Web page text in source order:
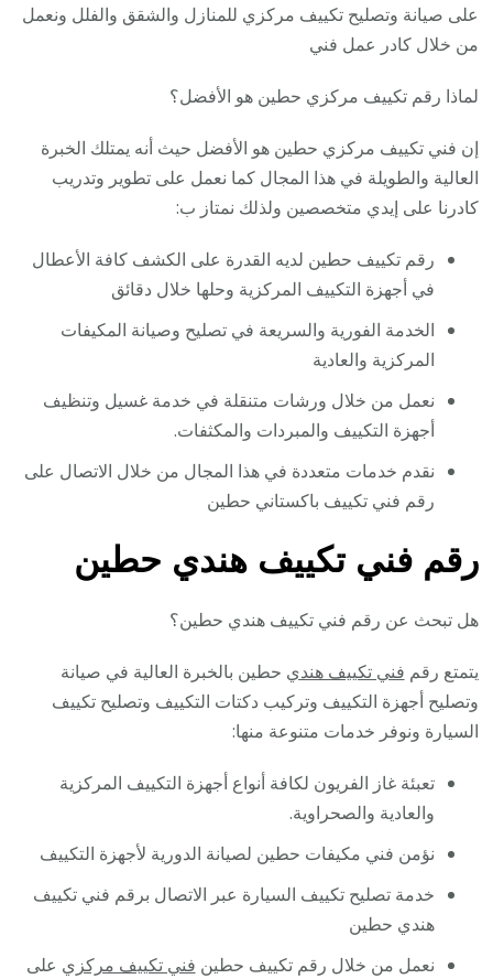
على صيانة وتصليح تكييف مركزي للمنازل والشقق والفلل ونعمل
من خلال كادر عمل فني
لماذا رقم تكييف مركزي حطين هو الأفضل؟
إن فني تكييف مركزي حطين هو الأفضل حيث أنه يمتلك الخبرة
العالية والطويلة في هذا المجال كما نعمل على تطوير وتدريب
كادرنا على إيدي متخصصين ولذلك نمتاز ب:
رقم تكييف حطين لديه القدرة على الكشف كافة الأعطال
في أجهزة التكييف المركزية وحلها خلال دقائق
الخدمة الفورية والسريعة في تصليح وصيانة المكيفات
المركزية والعادية
نعمل من خلال ورشات متنقلة في خدمة غسيل وتنظيف
أجهزة التكييف والمبردات والمكثفات.
نقدم خدمات متعددة في هذا المجال من خلال الاتصال على
رقم فني تكييف باكستاني حطين
رقم فني تكييف هندي حطين
هل تبحث عن رقم فني تكييف هندي حطين؟
يتمتع رقم فني تكييف هندي حطين بالخبرة العالية في صيانة
وتصليح أجهزة التكييف وتركيب دكتات التكييف وتصليح تكييف
السيارة ونوفر خدمات متنوعة منها:
تعبئة غاز الفريون لكافة أنواع أجهزة التكييف المركزية
والعادية والصحراوية.
نؤمن فني مكيفات حطين لصيانة الدورية لأجهزة التكييف
خدمة تصليح تكييف السيارة عبر الاتصال برقم فني تكييف
هندي حطين
نعمل من خلال رقم تكييف حطين فني تكييف مركزي على